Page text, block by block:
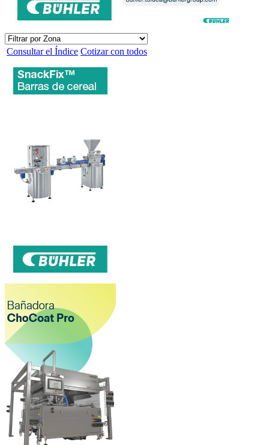
Consultar el Índice Cotizar con todos